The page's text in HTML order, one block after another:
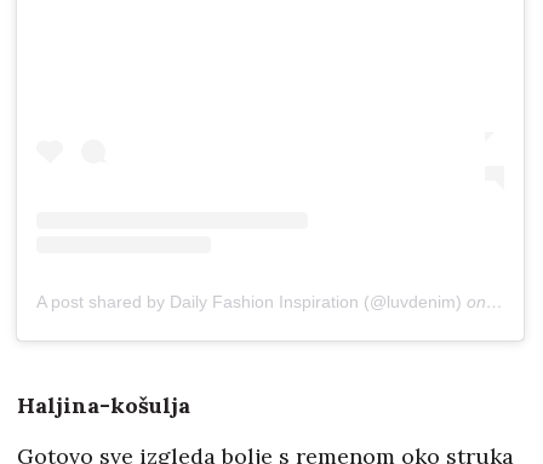
A post shared by Daily Fashion Inspiration (@luvdenim) on Mar
Haljina-košulja
Gotovo sve izgleda bolje s remenom oko struka